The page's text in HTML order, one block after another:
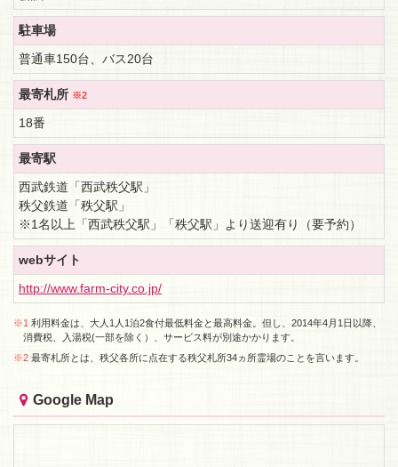
駐車場
普通車150台、バス20台
最寄札所 ※2
18番
最寄駅
西武鉄道「西武秩父駅」
秩父鉄道「秩父駅」
※1名以上「西武秩父駅」「秩父駅」より送迎有り（要予約）
webサイト
http://www.farm-city.co.jp/
※1 利用料金は、大人1人1泊2食付最低料金と最高料金。但し、2014年4月1日以降、
消費税、入湯税(一部を除く）、サービス料が別途かかります。
※2 最寄札所とは、秩父各所に点在する秩父札所34ヵ所霊場のことを言います。
Google Map